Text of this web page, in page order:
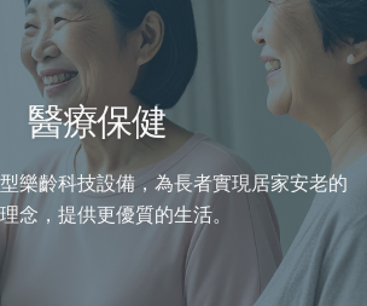
醫療保健
樂齡科技設備，為長者實現居家安老的
念，提供更優質的生活。